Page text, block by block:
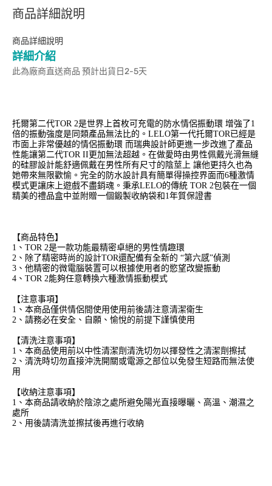
商品詳細說明
商品詳細說明
詳細介紹
此為廠商直送商品 預計出貨日2-5天
托爾第二代TOR 2是世界上首枚可充電的防水情侶振動環 增強了1
倍的振動強度是同類產品無法比的。LELO第一代托爾TOR已經是
市面上非常優越的情侶振動環 而瑞典設計師更進一步改進了產品
性能讓第二代TOR II更加無法超越。在做愛時由男性佩戴光滑無縫
的硅膠設計能舒適佩戴在男性所有尺寸的陰莖上 讓他更持久也為
她帶來無限歡愉。完全的防水設計具有簡單得操控界面而6種激情
模式更讓床上遊戲不盡銷魂。秉承LELO的傳統 TOR 2包裝在一個
精美的禮品盒中並附贈一個鍛製收納袋和1年質保證書
【商品特色】
1、TOR 2是一款功能最精密卓絕的男性情趣環
2、除了精密時尚的設計TOR還配備有全新的 “第六感”偵測
3、他精密的微電腦裝置可以根據使用者的慾望改變振動
4、TOR 2能夠任意轉換六種激情振動模式
【注意事項】
1、本商品僅供情侶間使用使用前後請注意清潔衛生
2、請務必在安全、自願、愉悅的前提下謹慎使用
【清洗注意事項】
1、本商品使用前以中性清潔劑清洗切勿以揮發性之清潔劑擦拭
2、清洗時切勿直接沖洗開關或電源之部位以免發生短路而無法使
用
【收納注意事項】
1、本商品請收納於陰涼之處所避免陽光直接曝曬、高溫、潮濕之
處所
2、用後請清洗並擦拭後再進行收納